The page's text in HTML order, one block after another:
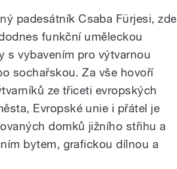
padesátník Csaba Fürjesi, zde
funkční uměleckou
s vybavením pro výtvarnou
sochařskou. Za vše hovoří
ze třiceti evropských
Evropské unie i přátel je
domků jižního střihu a
bytem, grafickou dílnou a